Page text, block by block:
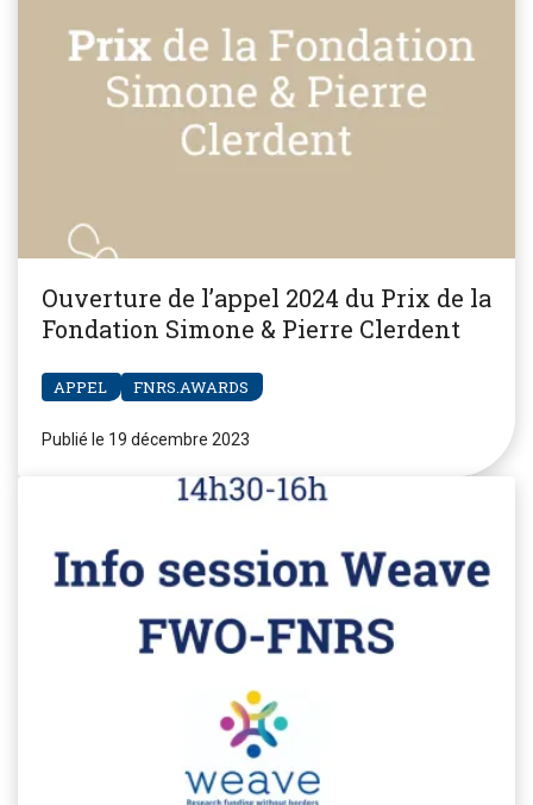
Ouverture de l’appel 2024 du Prix de la
Fondation Simone & Pierre Clerdent
APPEL FNRS.AWARDS
Publié le 19 décembre 2023